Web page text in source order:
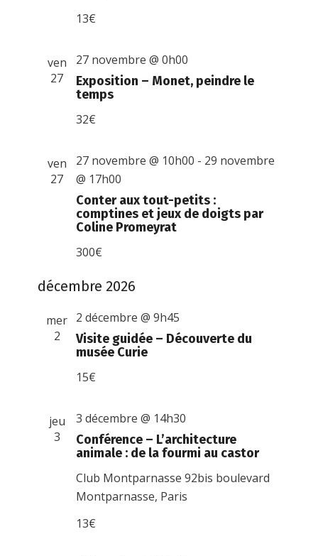
13€
ven
27
Exposition – Monet, peindre le
temps
27 novembre @ 0h00
32€
ven
27
Conter aux tout-petits :
comptines et jeux de doigts par
Coline Promeyrat
27 novembre @ 10h00 - 29 novembre
@ 17h00
300€
décembre 2026
mer
2
Visite guidée – Découverte du
musée Curie
2 décembre @ 9h45
15€
jeu
3
Conférence – L’architecture
animale : de la fourmi au castor
3 décembre @ 14h30
Club Montparnasse92bis boulevard
Montparnasse, Paris
13€